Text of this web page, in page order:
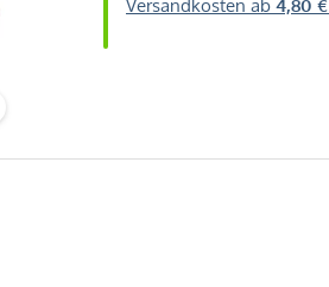
Versandkosten ab 4,80 €